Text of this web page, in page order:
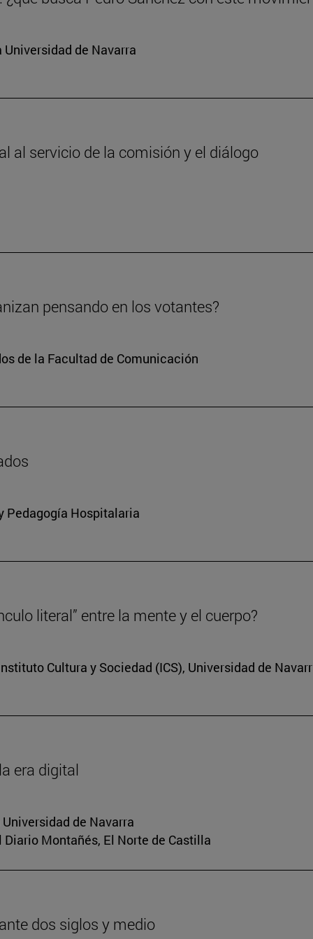
de Navarra
al servicio de la comisión y el diálogo
pensando en los votantes?
de la Facultad de Comunicación
Pedagogía Hospitalaria
literal” entre la mente y el cuerpo?
Cultura y Sociedad (ICS), Universidad de
era digital
de Navarra
Diario Montañés, El Norte de Castilla
dos siglos y medio